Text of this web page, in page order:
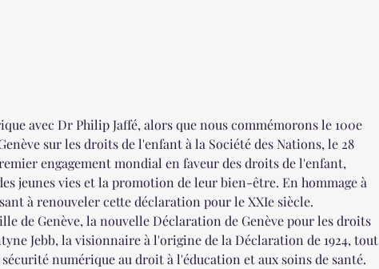
avec Dr Philip Jaffé, alors que nous commémorons le 100e
sur les droits de l'enfant à la Société des Nations, le 28
engagement mondial en faveur des droits de l'enfant,
jeunes vies et la promotion de leur bien-être. En hommage à
à renouveler cette déclaration pour le XXIe siècle.
de Genève, la nouvelle Déclaration de Genève pour les droits
Jebb, la visionnaire à l'origine de la Déclaration de 1924, tout
numérique au droit à l'éducation et aux soins de santé.